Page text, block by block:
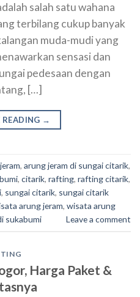
salah satu wahana
terbilang cukup banyak
muda-mudi yang
sensasi dan
pedesaan dengan
[…]
→
, arung jeram di sungai citarik,
, citarik, rafting, rafting citarik,
, sungai citarik, sungai citarik
arung jeram, wisata arung
sukabumi Leave a comment
Harga Paket &